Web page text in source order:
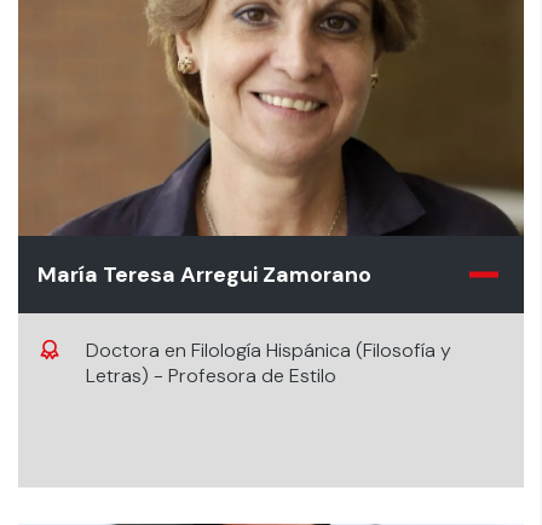
María Teresa Arregui Zamorano
Doctora en Filología Hispánica (Filosofía y
Letras) - Profesora de Estilo